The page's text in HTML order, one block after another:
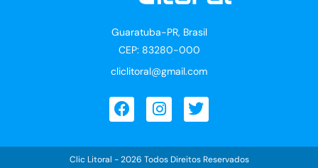
Guaratuba-PR, Brasil
CEP: 83280-000
cliclitoral@gmail.com
Clic Litoral - 2026 Todos Direitos Reservados